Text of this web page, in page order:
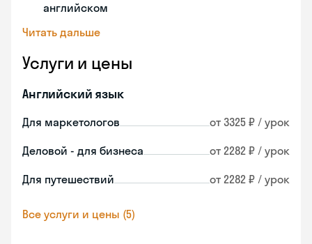
английском
Читать дальше
Услуги и цены
Английский язык
Для маркетологов от 3325 ₽ / урок
Деловой - для бизнеса от 2282 ₽ / урок
Для путешествий от 2282 ₽ / урок
Все услуги и цены (5)